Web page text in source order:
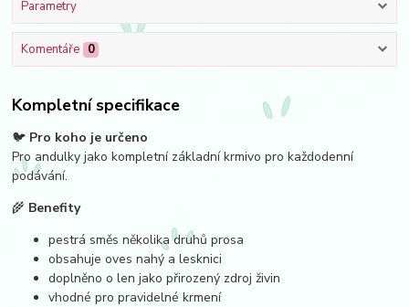
Parametry
Komentáře 0
Kompletní specifikace
🐦 Pro koho je určeno
Pro andulky jako kompletní základní krmivo pro každodenní
podávání.
🌾 Benefity
pestrá směs několika druhů prosa
obsahuje oves nahý a lesknici
doplněno o len jako přirozený zdroj živin
vhodné pro pravidelné krmení